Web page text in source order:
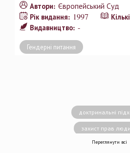
Автори: Європейський Суд
Рік видання: 1997
Видавництво: -
Гендерні питання
доктринальні
захист прав
децентралізація
Переглянути всі